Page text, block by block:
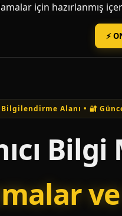
için hazırlanmış
⚡
Alanı • 🔐
Bilgi